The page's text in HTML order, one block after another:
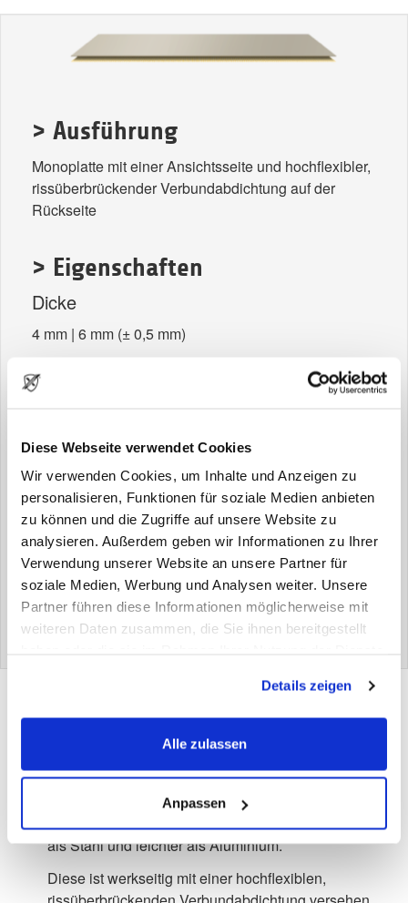
Diese Webseite verwendet Cookies
Wir verwenden Cookies, um Inhalte und Anzeigen zu
personalisieren, Funktionen für soziale Medien anbieten
zu können und die Zugriffe auf unsere Website zu
analysieren. Außerdem geben wir Informationen zu Ihrer
Verwendung unserer Website an unsere Partner für
soziale Medien, Werbung und Analysen weiter. Unsere
Partner führen diese Informationen möglicherweise mit
weiteren Daten zusammen, die Sie ihnen bereitgestellt
Details zeigen
Alle zulassen
Anpassen
> Ausführung
Monoplatte mit einer Ansichtsseite und hochflexibler,
rissüberbrückender Verbundabdichtung auf der
Rückseite
> Eigenschaften
Dicke
4 mm | 6 mm (± 0,5 mm)
2,40 kg/qm, je mm Materialdicke
> Formate
Rohformate
CERAFIX IQ 4 mm max. 100 x 300 cm
CERAFIX IQ 6 mm max. 100 x 300 cm
Lagerabmessungen
100 x 200 | 100 x 150 | 100 x 100 | 100 x 50 cm |
Weitere Abmessungen auf Anfrage.
Sicherheit im System.
selbstklebendes Kompositmaterial aus
Hybridceramic. Es besteht aus einer ultrakompakten,
kratzfesten und fleckresistenten Keramikplatte. Härter
als Stahl und leichter als Aluminium.
Diese ist werkseitig mit einer hochflexiblen,